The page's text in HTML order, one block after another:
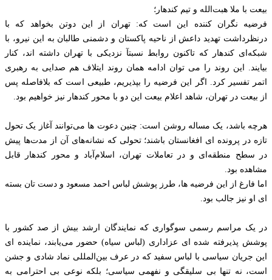
بیعت با ملا هبت‌الله و تیم کندهار؛
فرضیه نگران کننده این است که: تهران از این دوتن بخواهد که با
درنظرداشت تهدید داعش از ناحیه پاکستان و دشمنی طالبان به این نیرو، با
شبکه‌ای کندهار که تاکنون روابط نسبتآ نزدیکی با تهران داشته اند، کنار
بیایند. این روند را می توان ادامه همان روند ایتلاف هم صدایی به رهبری
اتمر تفسیر کرد. اگر این فرضیه را بپذیریم، طبیعی است که بلافاصله پس
از بیعت در تهران، شاهد اعلام بیعت این دو با محور کندهار نیز خواهیم بود.
هرچه باشد، یک مساله روشن است: چنین دعوت ها می‌توانند آغاز یک تحول
تازه در پرونده ای افغانستان باشند؛ تحولی که نشانه‌های آن از مدت‌ها پیش
در سطح منطقه‌ای و در تعاملات تهران، اسلام‌آباد و محور کندهار قابل
مشاهده بود.
اما فارغ از این فرضیه ها، طرز پوشش لباس احمد مسعود و دست تان بسته
ای او نیز جالب بود.
در یک مراسم رسمی سوگواری که نمایندگان ارشد بیش از صد کشور با
پوشش پذیرفته‌ شده ای عزاداری (لباس سیاه) حضور می‌یابند، نماینده ای
این جریان سیاسی با لباس سفید که در عرف بین‌المللی نماد شادی و جشن
است، نه‌ تنها بی‌ سلیقگی و نفهمی سیاسی؛ بلکه نوعی بی‌ احترامی به